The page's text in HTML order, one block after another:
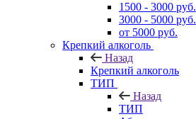
1500 - 3000 руб.
3000 - 5000 руб.
от 5000 руб.
Крепкий алкоголь
Назад
Крепкий алкоголь
ТИП
Назад
ТИП